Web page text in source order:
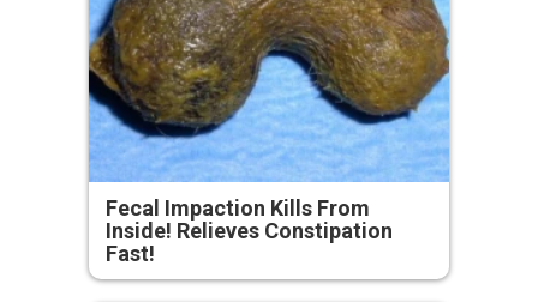
Fecal Impaction Kills From
Inside! Relieves Constipation
Fast!